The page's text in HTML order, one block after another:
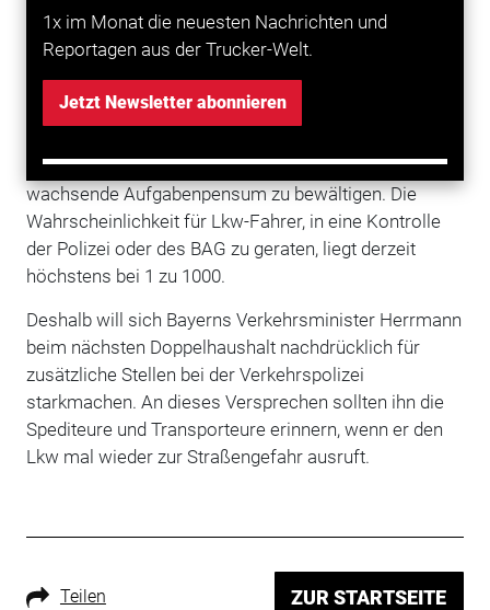
1x im Monat die neuesten Nachrichten und
Reportagen aus der Trucker-Welt.
Jetzt Newsletter abonnieren
VIELE VORSCHLÄGE, ABER ZU WENIGE
SPEZIALISTEN
Die Vertreter des deutschen Güterverkehrgewerbes
begrüßen die Intensivierung der Lkw-Kontrollen zwar.
schon heute das Personal fehlt, um das ständig
wachsende Aufgabenpensum zu bewältigen. Die
Wahrscheinlichkeit für Lkw-Fahrer, in eine Kontrolle
der Polizei oder des BAG zu geraten, liegt derzeit
höchstens bei 1 zu 1000.
Deshalb will sich Bayerns Verkehrsminister Herrmann
beim nächsten Doppelhaushalt nachdrücklich für
zusätzliche Stellen bei der Verkehrspolizei
starkmachen. An dieses Versprechen sollten ihn die
Spediteure und Transporteure erinnern, wenn er den
Lkw mal wieder zur Straßengefahr ausruft.
Teilen ZUR STARTSEITE